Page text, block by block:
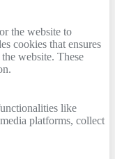
the website to
cookies that ensures
website. These
like
platforms, collect